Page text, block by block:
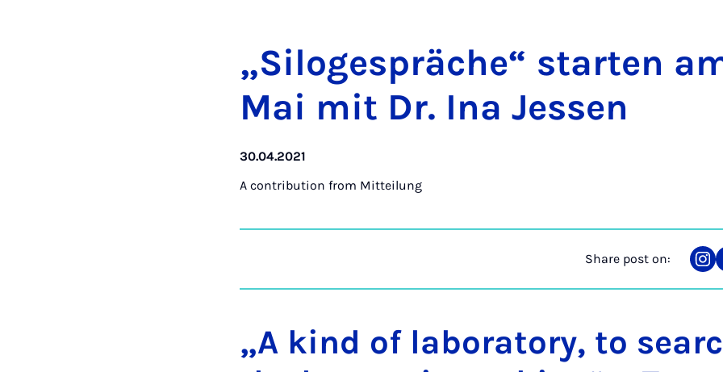
„Si­lo­ge­spräche“ starten
Mai mit Dr. Ina Jessen
30.04.2021
A contribution from Mitteilung
Share post on:
on
„A kind of laboratory, to